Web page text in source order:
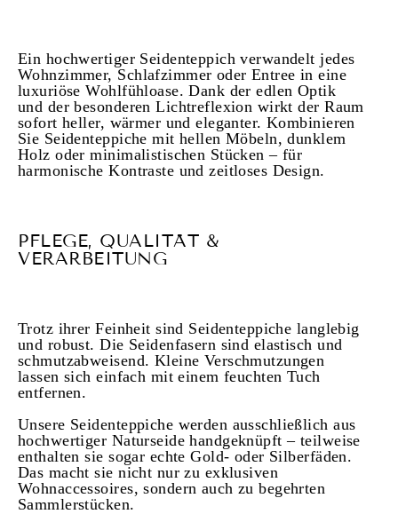
Ein hochwertiger Seidenteppich verwandelt jedes
Wohnzimmer, Schlafzimmer oder Entree in eine
luxuriöse Wohlfühloase. Dank der edlen Optik
und der besonderen Lichtreflexion wirkt der Raum
sofort heller, wärmer und eleganter. Kombinieren
Sie Seidenteppiche mit hellen Möbeln, dunklem
Holz oder minimalistischen Stücken – für
harmonische Kontraste und zeitloses Design.
PFLEGE, QUALITÄT &
VERARBEITUNG
Trotz ihrer Feinheit sind Seidenteppiche langlebig
und robust. Die Seidenfasern sind elastisch und
schmutzabweisend. Kleine Verschmutzungen
lassen sich einfach mit einem feuchten Tuch
entfernen.
Unsere Seidenteppiche werden ausschließlich aus
hochwertiger Naturseide handgeknüpft – teilweise
enthalten sie sogar echte Gold- oder Silberfäden.
Das macht sie nicht nur zu exklusiven
Wohnaccessoires, sondern auch zu begehrten
Sammlerstücken.